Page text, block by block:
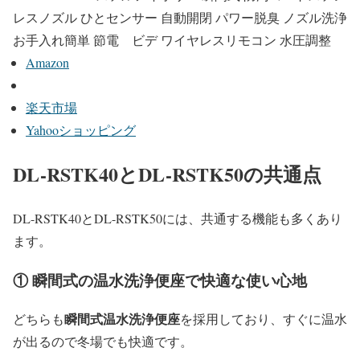
レスノズル ひとセンサー 自動開閉 パワー脱臭 ノズル洗浄
お手入れ簡単 節電 ビデ ワイヤレスリモコン 水圧調整
Amazon
楽天市場
Yahooショッピング
DL-RSTK40とDL-RSTK50の共通点
DL-RSTK40とDL-RSTK50には、共通する機能も多くあり
ます。
① 瞬間式の温水洗浄便座で快適な使い心地
どちらも瞬間式温水洗浄便座を採用しており、すぐに温水
が出るので冬場でも快適です。